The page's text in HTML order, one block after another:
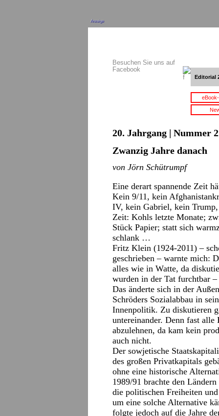
Anzeige
Besuchen Sie uns auf
Facebook
Editorial
20. Jahrgang | Nummer
Zwanzig Jahre danach
von Jörn Schütrumpf
Eine derart spannende Zeit
Kein 9/11, kein
IV, kein Gabriel, kein
Zeit: Kohls letzte Monate;
Stück Papier; statt sich
schlank …
Fritz Klein (1924-2011) –
geschrieben – warnte mich:
alles wie in Watte, da
wurden in der Tat furchtbar
Das änderte sich in der
Schröders Sozialabbau in
Innenpolitik. Zu diskutieren
untereinander. Denn fast
abzulehnen, da kam kein
auch nicht.
Der sowjetische
des großen Privatkapitals
ohne eine historische
1989/91 brachte den
die politischen Freiheiten
um eine solche Alternative
folgte jedoch auf die Jahre